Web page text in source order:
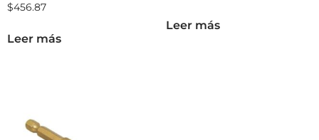
$456.87
Leer más
Leer más